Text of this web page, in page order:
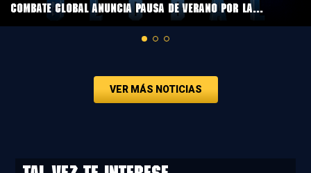
COMBATE GLOBAL ANUNCIA PAUSA DE VERANO POR LA...
VER MÁS NOTICIAS